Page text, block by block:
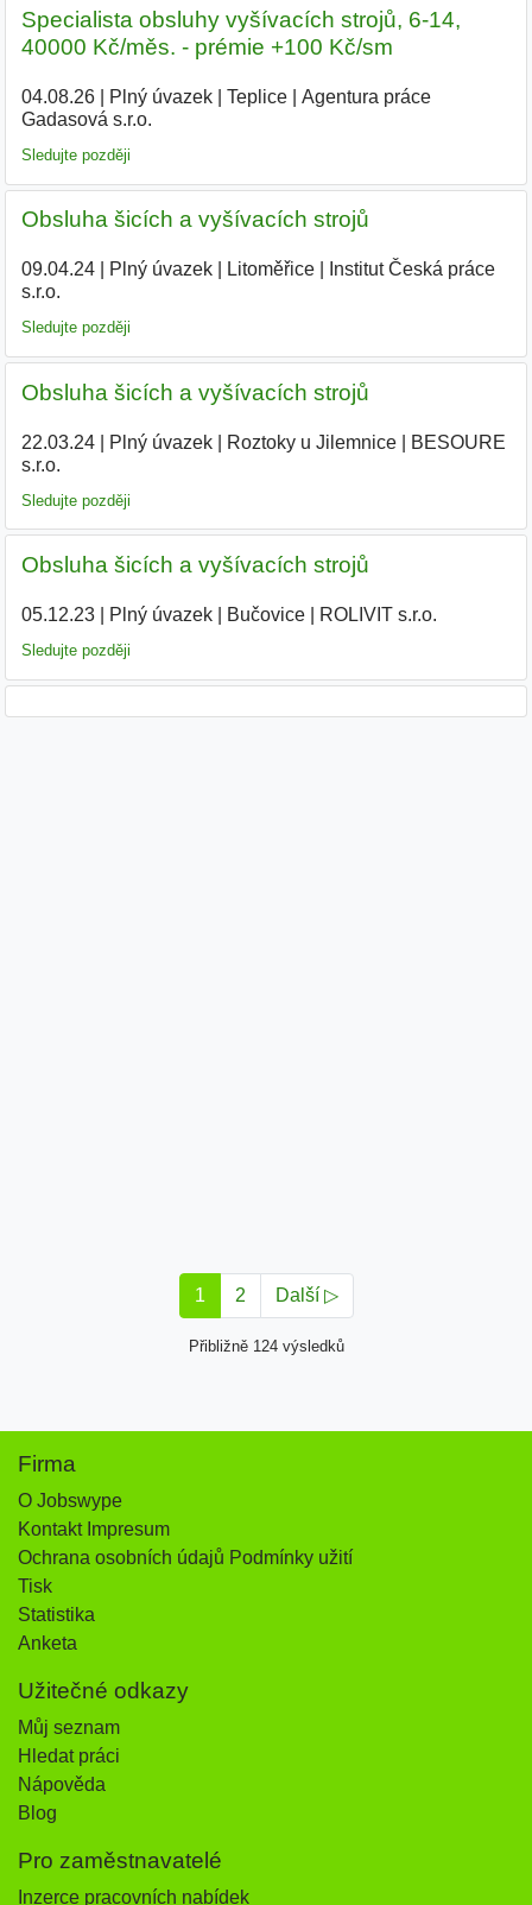
Specialista obsluhy vyšívacích strojů, 6-14,
40000 Kč/měs. - prémie +100 Kč/sm
04.08.26| Plný úvazek| Teplice|
Agentura práce
Gadasová s.r.o.
Sledujte později
Obsluha šicích a vyšívacích strojů
09.04.24| Plný úvazek| Litoměřice|
Institut Česká práce
s.r.o.
Sledujte později
Obsluha šicích a vyšívacích strojů
22.03.24| Plný úvazek| Roztoky u Jilemnice|
BESOURE
s.r.o.
Sledujte později
Obsluha šicích a vyšívacích strojů
05.12.23| Plný úvazek| Bučovice| ROLIVIT s.r.o.
Sledujte později
1 2 Další ▷
Přibližně 124 výsledků
Firma
O Jobswype
Kontakt Impresum
Ochrana osobních údajů Podmínky užití
Tisk
Statistika
Anketa
Užitečné odkazy
Můj seznam
Hledat práci
Nápověda
Blog
Pro zaměstnavatelé
Inzerce pracovních nabídek